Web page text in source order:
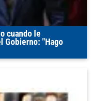
cuando le
Gobierno: "Hago